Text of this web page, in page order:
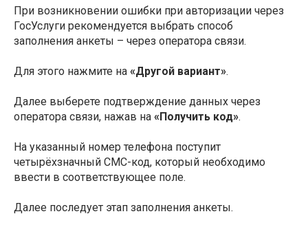
При возникновении ошибки при авторизации через
ГосУслуги рекомендуется выбрать способ
заполнения анкеты – через оператора связи.
Для этого нажмите на «Другой вариант».
Далее выберете подтверждение данных через
оператора связи, нажав на «Получить код».
На указанный номер телефона поступит
четырёхзначный СМС-код, который необходимо
ввести в соответствующее поле.
Далее последует этап заполнения анкеты.